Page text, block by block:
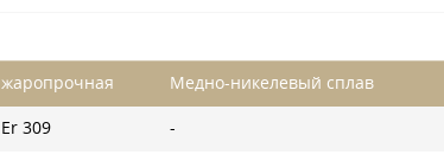
жаропрочная Медно-никелевый сплав
Er 309 -